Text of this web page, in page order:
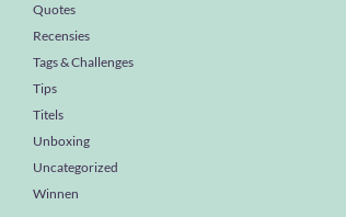
Quotes
Recensies
Tags & Challenges
Tips
Titels
Unboxing
Uncategorized
Winnen